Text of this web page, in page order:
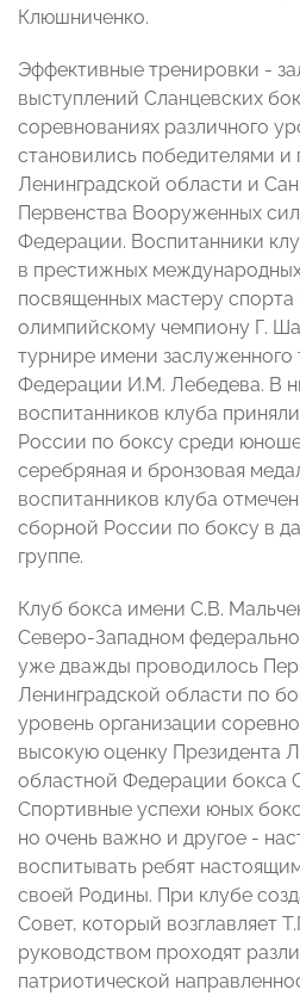
Клюшниченко.
Эффективные тренировки -
выступлений Сланцевских
соревнованиях различного
становились победителями и
Ленинградской области и
Первенства Вооруженных
Федерации. Воспитанники
в престижных
посвященных мастеру спорта
олимпийскому чемпиону Г.
турнире имени
Федерации И.М. Лебедева. В
воспитанников клуба
России по боксу среди
серебряная и бронзовая
воспитанников клуба
сборной России по боксу в
группе.
Клуб бокса имени С.В.
Северо-Западном
уже дважды проводилось
Ленинградской области по
уровень организации
высокую оценку Президента
областной Федерации бокса
Спортивные успехи юных
но очень важно и другое -
воспитывать ребят
своей Родины. При клубе
Совет, который возглавляет
руководством проходят
патриотической